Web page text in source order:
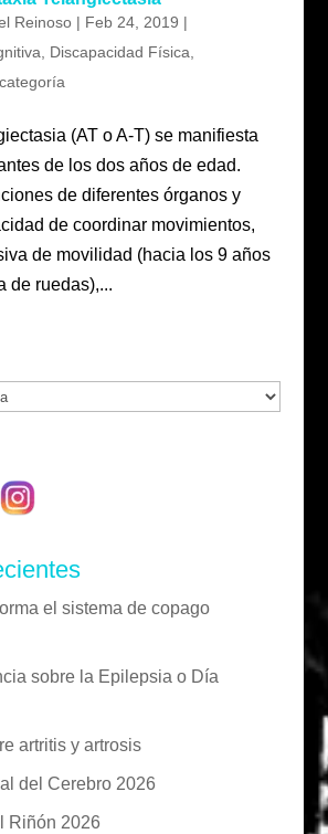
Reinoso| Feb 24, 2019 |
Discapacidad Física
(AT o A-T) se manifiesta
de los dos años de edad.
de diferentes órganos y
de coordinar movimientos,
de movilidad (hacia los 9 años
de ruedas),...
el sistema de copago
sobre la Epilepsia o Día
artritis y artrosis
del Cerebro 2026
Riñón 2026